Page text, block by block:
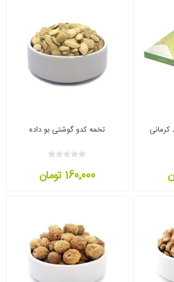
تخمه کدو گوشتی بو داده
160٬000 تومان